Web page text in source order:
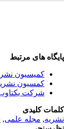
پایگاه های مرتبط
کمیسیون
کمسیون
شرکت
کلمات کلیدی
نشریه, مجله علمی,